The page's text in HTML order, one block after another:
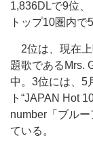
1,836DLで9位
トップ10圏内で
2位は、現在上
題歌であるMrs.
中。3位には、5
ト“JAPAN Hot
number「ブル
ている。